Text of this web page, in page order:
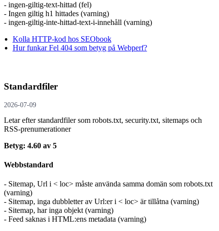
- ingen-giltig-text-hittad (fel)
- Ingen giltig h1 hittades (varning)
- ingen-giltig-inte-hittad-text-i-innehåll (varning)
Kolla HTTP-kod hos SEObook
Hur funkar Fel 404 som betyg på Webperf?
Standardfiler
2026-07-09
Letar efter standardfiler som robots.txt, security.txt, sitemaps och
RSS-prenumerationer
Betyg: 4.60 av 5
Webbstandard
- Sitemap, Url i < loc> måste använda samma domän som robots.txt
(varning)
- Sitemap, inga dubbletter av Url:er i < loc> är tillåtna (varning)
- Sitemap, har inga objekt (varning)
- Feed saknas i HTML:ens metadata (varning)